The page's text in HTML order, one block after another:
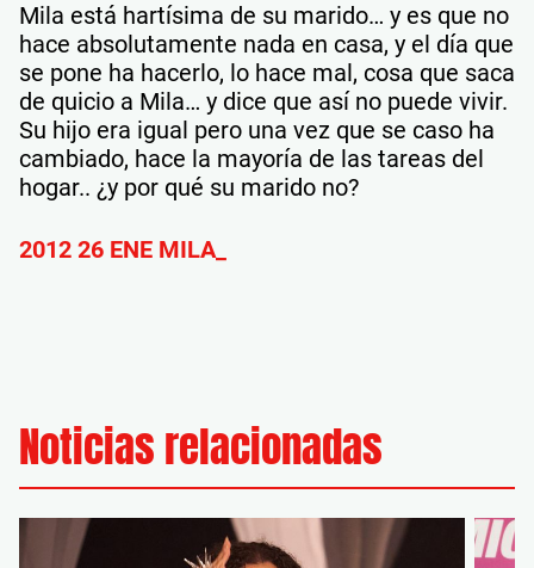
Mila está hartísima de su marido… y es que no
hace absolutamente nada en casa, y el día que
se pone ha hacerlo, lo hace mal, cosa que saca
de quicio a Mila… y dice que así no puede vivir.
Su hijo era igual pero una vez que se caso ha
cambiado, hace la mayoría de las tareas del
hogar.. ¿y por qué su marido no?
2012 26 ENE MILA_
Noticias relacionadas